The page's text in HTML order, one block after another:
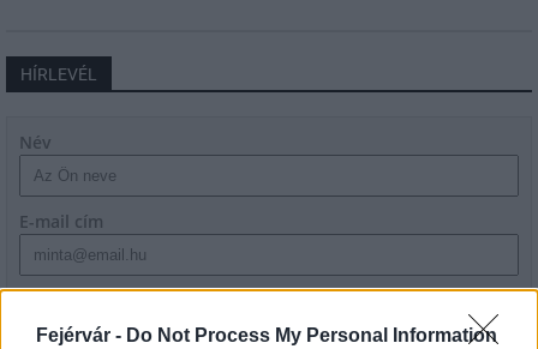
Fejérvár - Do Not Process My Personal Information
HÍRLEVÉL
Név
E-mail cím
szabályzatot!